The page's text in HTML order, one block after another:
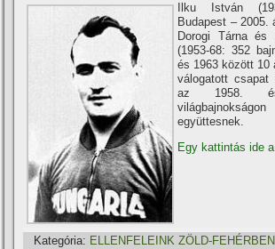
Ilku István
Budapest – 2005.
Dorogi Tárna és
(1953-68: 352
és 1963 között 10
válogatott csapat
az 1958.
együttesnek.
Egy kattintás ide
Kategória: ELLENFELEINK ZÖLD-FEHÉRBEN